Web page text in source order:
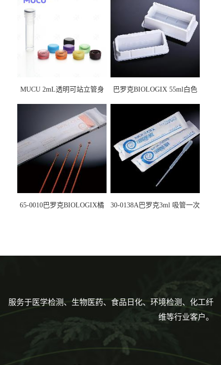
MUCU 2mL透明可站立管身
巴罗克BIOLOGIX 55ml白色
马射线灭菌25-0051
65-0010巴罗克BIOLOGIX橘
30-0138A巴罗克3ml 吸管一次
服务于医学检测、生物医药、食品日化、环境检测、化工纤
维等行业客户。